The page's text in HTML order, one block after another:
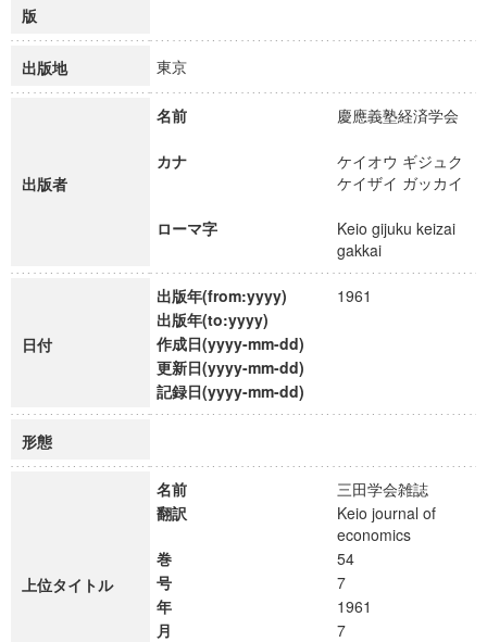
版
出版地 東京
出版者
名前 慶應義塾経済学会
カナ
ケイオウ ギジュク
ケイザイ ガッカイ
ローマ字
Keio gijuku keizai
gakkai
日付
出版年(from:yyyy)
1961
出版年(to:yyyy)
作成日(yyyy-mm-dd)
更新日(yyyy-mm-dd)
記録日(yyyy-mm-dd)
形態
上位タイトル
名前
三田学会雑誌
翻訳
Keio journal of
economics
巻
54
号
7
年
1961
月
7